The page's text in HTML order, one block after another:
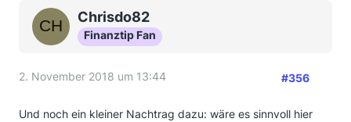
Chrisdo82
Finanztip Fan
2. November 2018 um 13:44 #356
Und noch ein kleiner Nachtrag dazu: wäre es sinnvoll hier